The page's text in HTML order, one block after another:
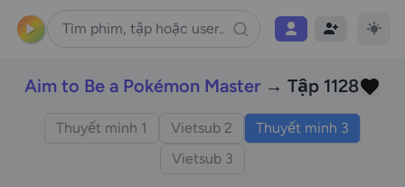
Aim to Be a Pokémon Master → Tập 1128
Thuyết minh 1 Vietsub 2
Thuyết minh 3
Vietsub 3